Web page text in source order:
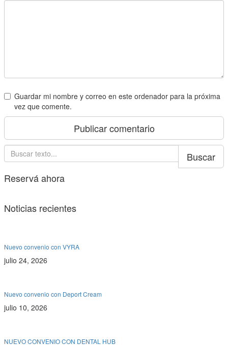
Guardar mi nombre y correo en este ordenador para la próxima
vez que comente.
Buscar
Reservá ahora
Noticias recientes
Nuevo convenio con VYRA
julio 24, 2026
Nuevo convenio con Deport Cream
julio 10, 2026
NUEVO CONVENIO CON DENTAL HUB